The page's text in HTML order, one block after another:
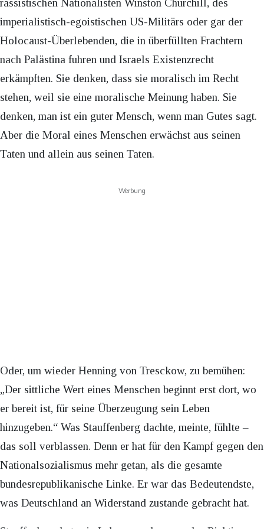
rassistischen Nationalisten Winston Churchill, des
imperialistisch-egoistischen US-Militärs oder gar der
Holocaust-Überlebenden, die in überfüllten Frachtern
nach Palästina fuhren und Israels Existenzrecht
erkämpften. Sie denken, dass sie moralisch im Recht
stehen, weil sie eine moralische Meinung haben. Sie
denken, man ist ein guter Mensch, wenn man Gutes sagt.
Aber die Moral eines Menschen erwächst aus seinen
Taten und allein aus seinen Taten.
Werbung
Oder, um wieder Henning von Tresckow, zu bemühen:
„Der sittliche Wert eines Menschen beginnt erst dort, wo
er bereit ist, für seine Überzeugung sein Leben
hinzugeben.“ Was Stauffenberg dachte, meinte, fühlte –
das soll verblassen. Denn er hat für den Kampf gegen den
Nationalsozialismus mehr getan, als die gesamte
bundesrepublikanische Linke. Er war das Bedeutendste,
was Deutschland an Widerstand zustande gebracht hat.